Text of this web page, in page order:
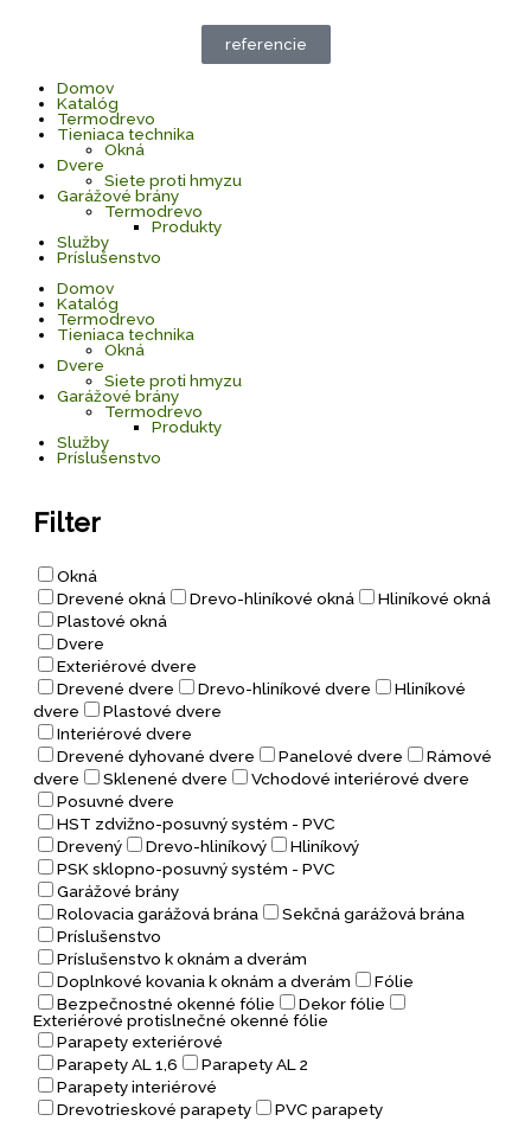
referencie
Domov
Katalóg
Termodrevo
Tieniaca technika
Okná
Dvere
Siete proti hmyzu
Garážové brány
Termodrevo
Produkty
Služby
Príslušenstvo
Domov
Katalóg
Termodrevo
Tieniaca technika
Okná
Dvere
Siete proti hmyzu
Garážové brány
Termodrevo
Produkty
Služby
Príslušenstvo
Filter
Okná
Drevené okná
Drevo-hliníkové okná
Hliníkové okná
Plastové okná
Dvere
Exteriérové dvere
Drevené dvere
Drevo-hliníkové dvere
Hliníkové
dvere
Plastové dvere
Interiérové dvere
Drevené dyhované dvere
Panelové dvere
Rámové
dvere
Sklenené dvere
Vchodové interiérové dvere
Posuvné dvere
HST zdvižno-posuvný systém - PVC
Drevený
Drevo-hliníkový
Hliníkový
PSK sklopno-posuvný systém - PVC
Garážové brány
Rolovacia garážová brána
Sekčná garážová brána
Príslušenstvo
Príslušenstvo k oknám a dverám
Doplnkové kovania k oknám a dverám
Fólie
Bezpečnostné okenné fólie
Dekor fólie
Exteriérové protislnečné okenné fólie
Parapety exteriérové
Parapety AL 1,6
Parapety AL 2
Parapety interiérové
Drevotrieskové parapety
PVC parapety